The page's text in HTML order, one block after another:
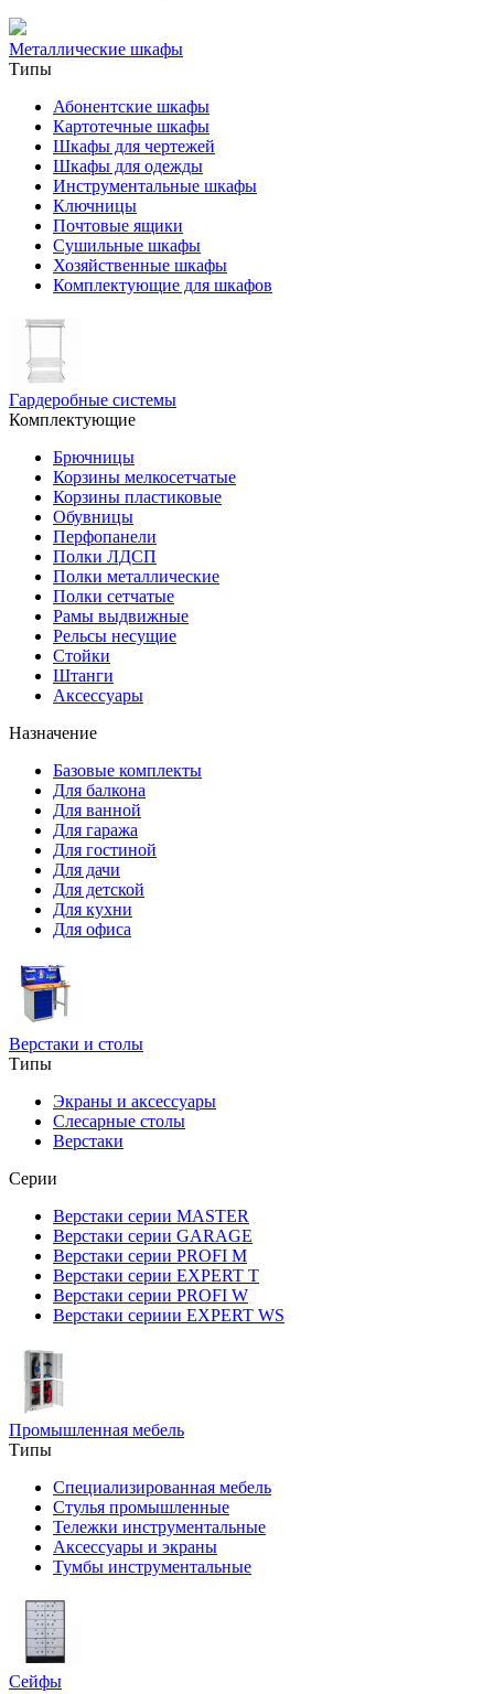
Металлические шкафы
Типы
Абонентские шкафы
Картотечные шкафы
Шкафы для чертежей
Шкафы для одежды
Инструментальные шкафы
Ключницы
Почтовые ящики
Сушильные шкафы
Хозяйственные шкафы
Комплектующие для шкафов
Гардеробные системы
Комплектующие
Брючницы
Корзины мелкосетчатые
Корзины пластиковые
Обувницы
Перфопанели
Полки ЛДСП
Полки металлические
Полки сетчатые
Рамы выдвижные
Рельсы несущие
Стойки
Штанги
Аксессуары
Назначение
Базовые комплекты
Для балкона
Для ванной
Для гаража
Для гостиной
Для дачи
Для детской
Для кухни
Для офиса
Верстаки и столы
Типы
Экраны и аксессуары
Слесарные столы
Верстаки
Серии
Верстаки серии MASTER
Верстаки серии GARAGE
Верстаки серии PROFI M
Верстаки серии EXPERT T
Верстаки серии PROFI W
Верстаки сериии EXPERT WS
Промышленная мебель
Типы
Специализированная мебель
Стулья промышленные
Тележки инструментальные
Аксессуары и экраны
Тумбы инструментальные
Сейфы